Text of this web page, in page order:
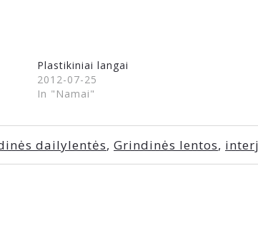
Plastikiniai langai
2012-07-25
In "Namai"
dailylentės, Grindinės lentos,